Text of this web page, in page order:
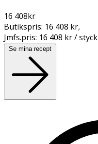
16 408kr
Butikspris: 16 408 kr,
Jmfs.pris: 16 408 kr / styck
Se mina recept